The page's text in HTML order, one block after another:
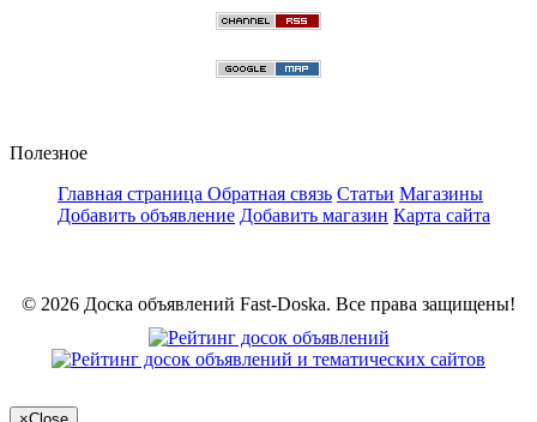
Полезное
Главная страница Обратная связь Статьи Магазины
Добавить объявление Добавить магазин Карта сайта
© 2026 Доска объявлений Fast-Doska. Все права защищены!